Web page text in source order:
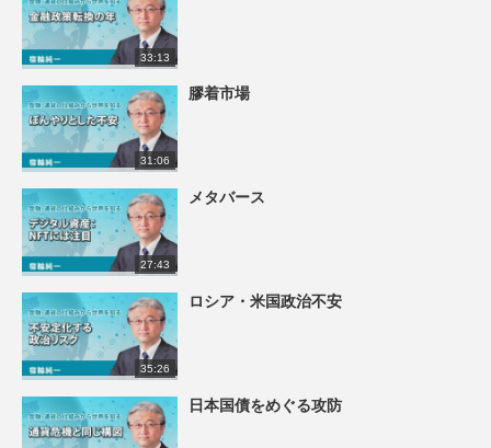
33:13
31:06
膠着市場
27:43
メタバース
35:26
ロシア・米国政治不安
日本国債をめぐる攻防